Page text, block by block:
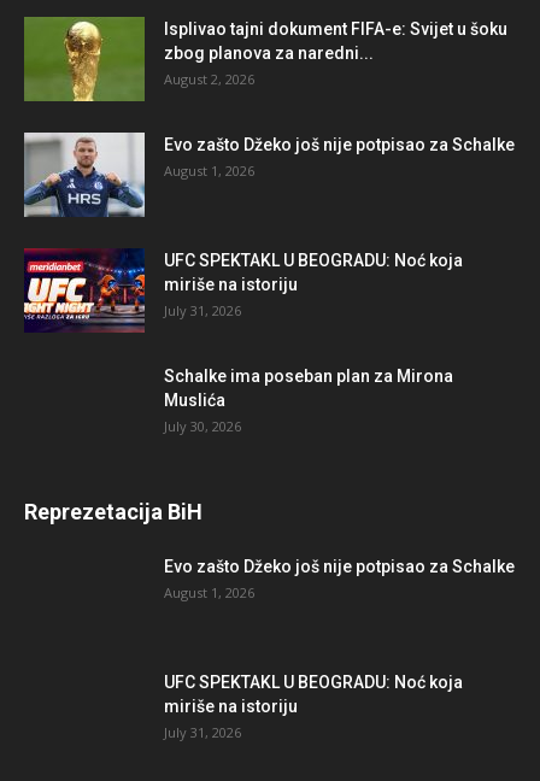
Isplivao tajni dokument FIFA-e: Svijet u šoku
zbog planova za naredni...
August 2, 2026
Evo zašto Džeko još nije potpisao za Schalke
August 1, 2026
UFC SPEKTAKL U BEOGRADU: Noć koja
miriše na istoriju
July 31, 2026
Schalke ima poseban plan za Mirona
Muslića
July 30, 2026
Reprezetacija BiH
Evo zašto Džeko još nije potpisao za Schalke
August 1, 2026
UFC SPEKTAKL U BEOGRADU: Noć koja
miriše na istoriju
July 31, 2026